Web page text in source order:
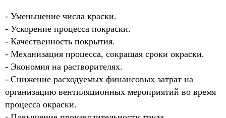
- Уменьшение числа краски.
- Ускорение процесса покраски.
- Качественность покрытия.
- Механизация процесса, сокращая сроки окраски.
- Экономия на растворителях.
- Снижение расходуемых финансовых затрат на
организацию вентиляционных мероприятий во время
процесса окраски.